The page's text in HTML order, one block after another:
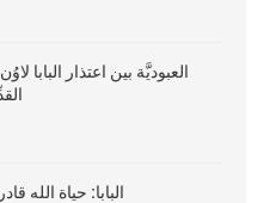
العبوديَّة بين اعتذار البابا
البابا: حياة الله